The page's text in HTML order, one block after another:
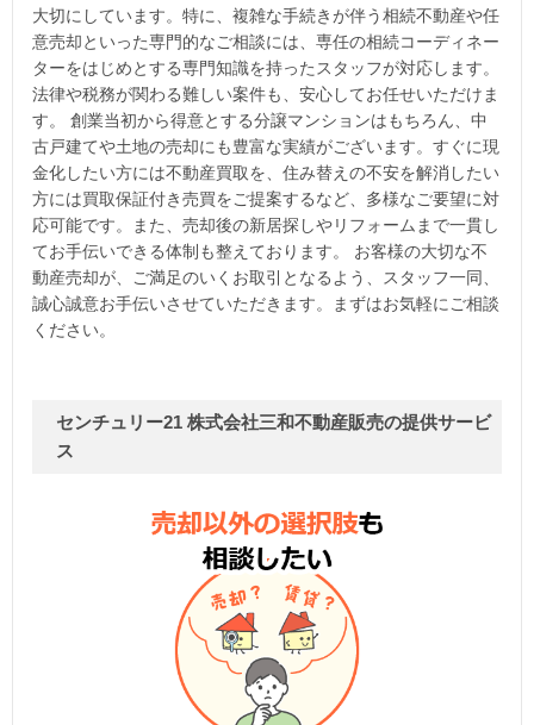
大切にしています。特に、複雑な手続きが伴う相続不動産や任
意売却といった専門的なご相談には、専任の相続コーディネー
ターをはじめとする専門知識を持ったスタッフが対応します。
法律や税務が関わる難しい案件も、安心してお任せいただけま
す。 創業当初から得意とする分譲マンションはもちろん、中
古戸建てや土地の売却にも豊富な実績がございます。すぐに現
金化したい方には不動産買取を、住み替えの不安を解消したい
方には買取保証付き売買をご提案するなど、多様なご要望に対
応可能です。また、売却後の新居探しやリフォームまで一貫し
てお手伝いできる体制も整えております。 お客様の大切な不
動産売却が、ご満足のいくお取引となるよう、スタッフ一同、
誠心誠意お手伝いさせていただきます。まずはお気軽にご相談
ください。
センチュリー21 株式会社三和不動産販売の提供サービ
ス